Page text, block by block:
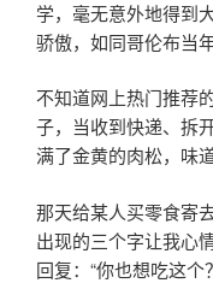
学，毫无意外地得到
骄傲，如同哥伦布当
不知道网上热门推荐
子，当收到快递、拆
满了金黄的肉松，味
那天给某人买零食寄
出现的三个字让我心
回复：“你也想吃这